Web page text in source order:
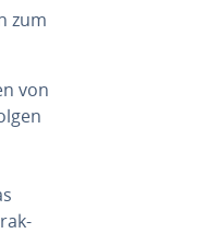
zum
von